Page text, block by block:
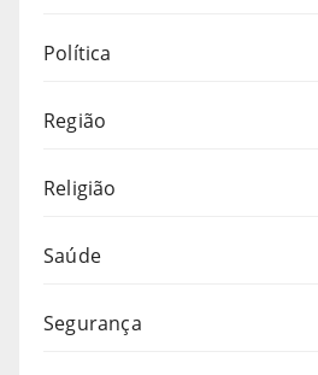
Política
Região
Religião
Saúde
Segurança